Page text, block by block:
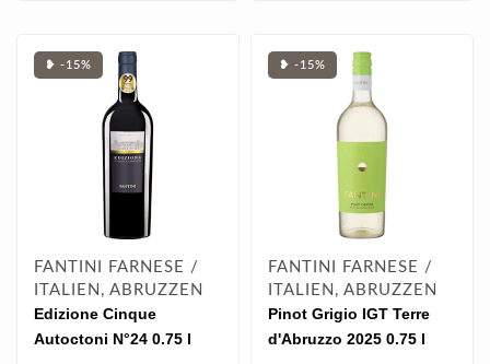
❥ -15%
FANTINI FARNESE /
ITALIEN, ABRUZZEN
Edizione Cinque
Autoctoni N°24 0.75 l
❥ -15%
FANTINI FARNESE /
ITALIEN, ABRUZZEN
Pinot Grigio IGT Terre
d'Abruzzo 2025 0.75 l